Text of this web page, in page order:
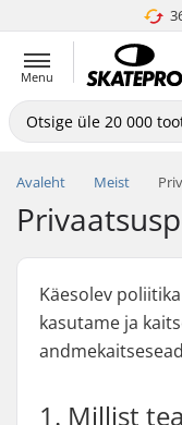
Menu
Avaleht Meist
Käesolev
kasutame ja
1. Millist